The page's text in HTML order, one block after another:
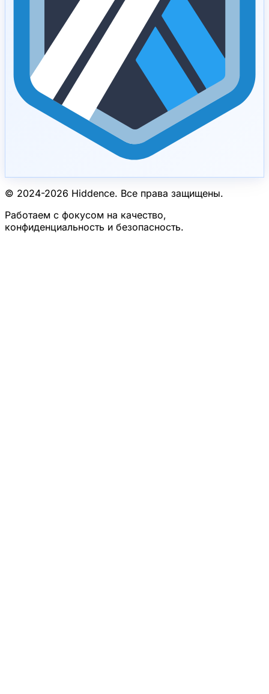
© 2024-2026 Hiddence. Все права защищены.
Работаем с фокусом на качество,
конфиденциальность и безопасность.